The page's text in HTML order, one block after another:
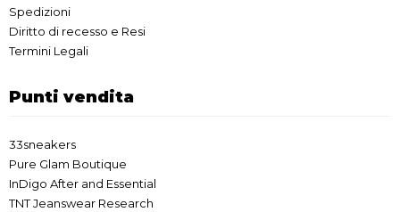
Spedizioni
Diritto di recesso e Resi
Termini Legali
Punti vendita
33sneakers
Pure Glam Boutique
InDigo After and Essential
TNT Jeanswear Research